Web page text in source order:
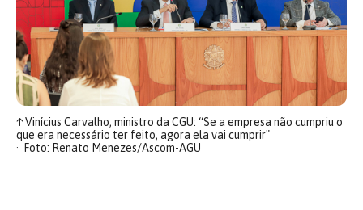
↑Vinícius Carvalho, ministro da CGU: “Se a empresa não cumpriu o
que era necessário ter feito, agora ela vai cumprir"
Foto: Renato Menezes/Ascom-AGU